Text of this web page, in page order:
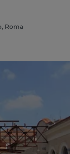
Roma